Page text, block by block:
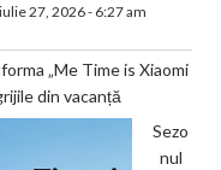
iulie 27, 2026 - 6:27 am
„Me Time is Xiaomi
din vacanță
Sezo
nul